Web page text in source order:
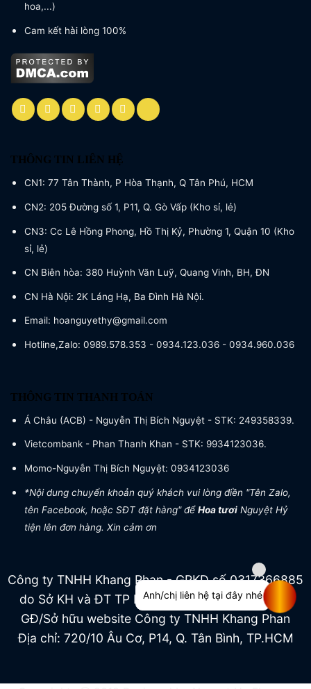
hoa,...)
Cam kết hài lòng 100%
THÔNG TIN LIÊN HỆ
CN1: 77 Tân Thành, P Hòa Thạnh, Q Tân Phú, HCM
CN2: 205 Đường số 1, P11, Q. Gò Vấp (Kho sỉ, lẻ)
CN3: Cc Lê Hồng Phong, Hồ Thị Kỷ, Phường 1, Quận 10 (Kho
sỉ, lẻ)
CN Biên hòa: 380 Huỳnh Văn Luỹ, Quang Vinh, BH, ĐN
CN Hà Nội: 2K Láng Hạ, Ba Đình Hà Nội.
Email: hoanguyethy@gmail.com
Hotline,Zalo: 0989.578.353 - 0934.123.036 - 0934.960.036
THÔNG TIN THANH TOÁN
Á Châu (ACB) - Nguyễn Thị Bích Nguyệt - STK: 249358339.
Vietcombank - Phan Thanh Khan - STK: 9934123036.
Momo-Nguyễn Thị Bích Nguyệt: 0934123036
*Nội dung chuyển khoản quý khách vui lòng điền "Tên Zalo,
tên Facebook, hoặc SĐT đặt hàng" đểHoa tươi Nguyệt Hỷ
tiện lên đơn hàng. Xin cảm ơn
Công ty TNHH Khang Phan - GPKD số 0317366885
do Sở KH và ĐT TP HCM cấp ngày 04/07/2022
GĐ/Sở hữu website Công ty TNHH Khang Phan
Địa chỉ: 720/10 Âu Cơ, P14, Q. Tân Bình, TP.HCM
Anh/chị liên hệ tại đây nhé